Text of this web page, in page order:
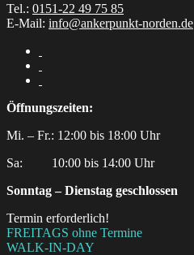
Tel.: 0151-22 49 75 85
E-Mail: info@ankerpunkt-norden.de
Öffnungszeiten:
Mi. – Fr.: 12:00 bis 18:00 Uhr
Sa:‎ ‎ ‎ ‎ ‎ ‎ ‎ ‎ ‎ 10:00 bis 14:00 Uhr
Sonntag – Dienstag geschlossen
Termin erforderlich!
FREITAGS ohne Termine
WALK-IN-DAY